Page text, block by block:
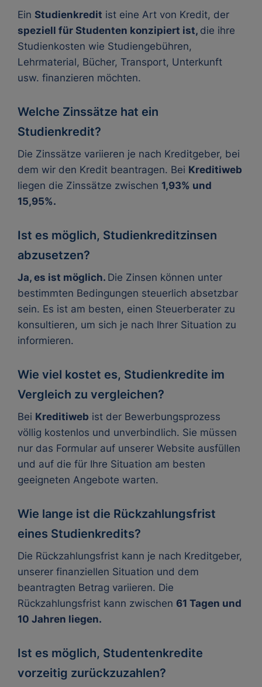
Ein Studienkredit ist eine Art von Kredit, der
speziell für Studenten konzipiert ist, die ihre
Studienkosten wie Studiengebühren,
Lehrmaterial, Bücher, Transport, Unterkunft
usw. finanzieren möchten.
Welche Zinssätze hat ein
Studienkredit?
Die Zinssätze variieren je nach Kreditgeber, bei
dem wir den Kredit beantragen. Bei Kreditiweb
liegen die Zinssätze zwischen 1,93% und
15,95%.
Ist es möglich, Studienkreditzinsen
abzusetzen?
Ja, es ist möglich. Die Zinsen können unter
bestimmten Bedingungen steuerlich absetzbar
sein. Es ist am besten, einen Steuerberater zu
konsultieren, um sich je nach Ihrer Situation zu
informieren.
Wie viel kostet es, Studienkredite im
Vergleich zu vergleichen?
Bei Kreditiweb ist der Bewerbungsprozess
völlig kostenlos und unverbindlich. Sie müssen
nur das Formular auf unserer Website ausfüllen
und auf die für Ihre Situation am besten
geeigneten Angebote warten.
Wie lange ist die Rückzahlungsfrist
eines Studienkredits?
Die Rückzahlungsfrist kann je nach Kreditgeber,
unserer finanziellen Situation und dem
beantragten Betrag variieren. Die
Rückzahlungsfrist kann zwischen 61 Tagen und
10 Jahren liegen.
Ist es möglich, Studentenkredite
vorzeitig zurückzuzahlen?